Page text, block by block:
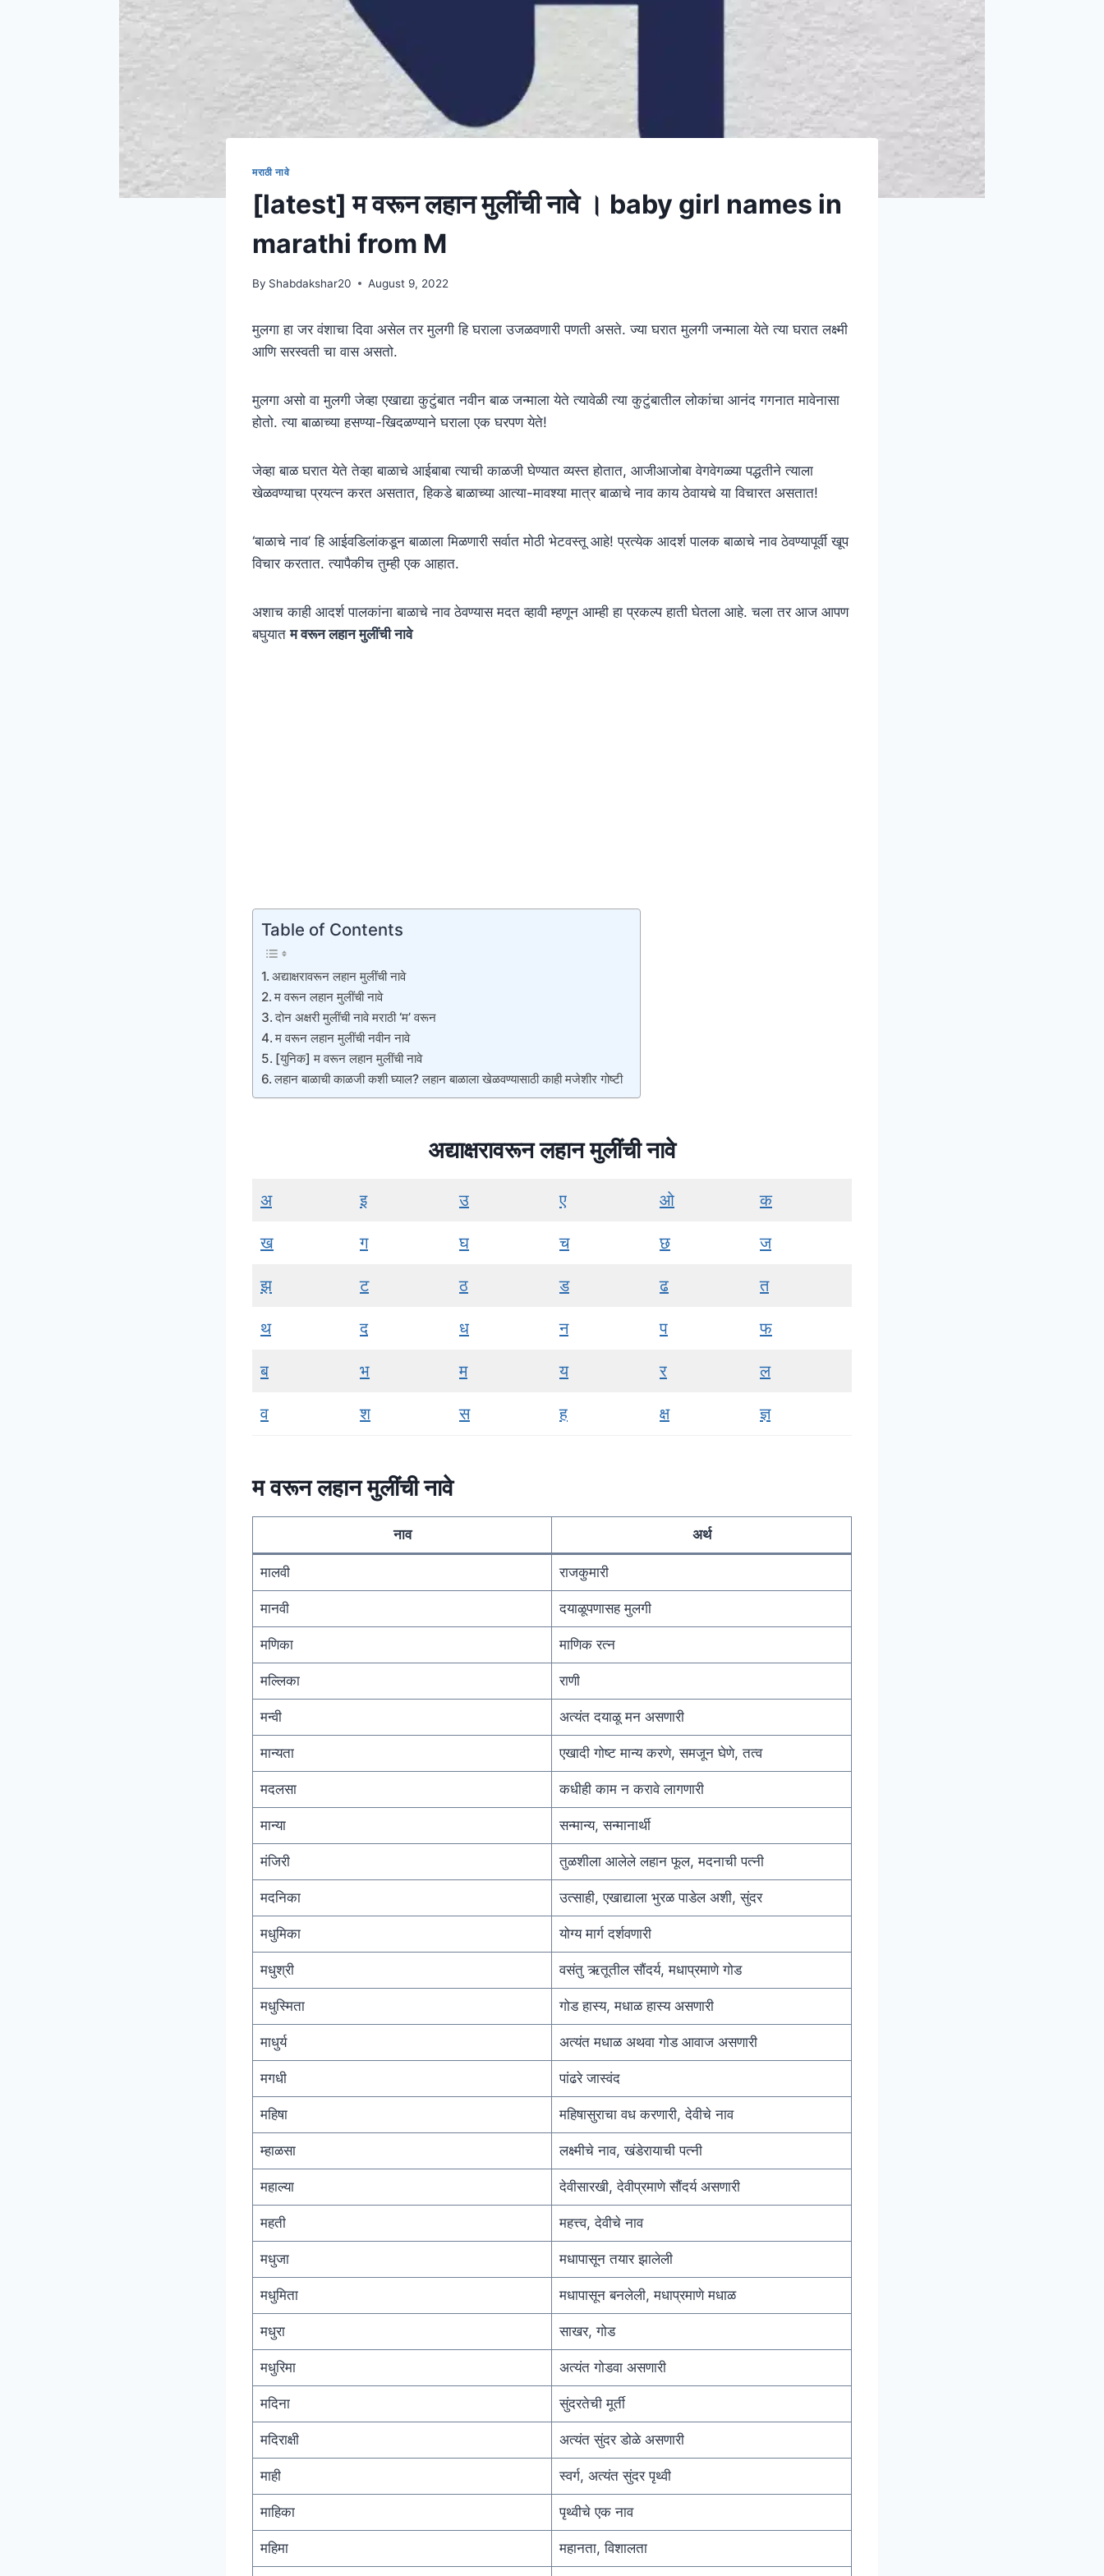
मराठी नावे
[latest] म वरून लहान मुलींची नावे । baby girl names in
marathi from M
By Shabdakshar20 August 9, 2022
मुलगा हा जर वंशाचा दिवा असेल तर मुलगी हि घराला उजळवणारी पणती असते. ज्या घरात मुलगी जन्माला येते त्या घरात लक्ष्मी
आणि सरस्वती चा वास असतो.
मुलगा असो वा मुलगी जेव्हा एखाद्या कुटुंबात नवीन बाळ जन्माला येते त्यावेळी त्या कुटुंबातील लोकांचा आनंद गगनात मावेनासा
होतो. त्या बाळाच्या हसण्या-खिदळण्याने घराला एक घरपण येते!
जेव्हा बाळ घरात येते तेव्हा बाळाचे आईबाबा त्याची काळजी घेण्यात व्यस्त होतात, आजीआजोबा वेगवेगळ्या पद्धतीने त्याला
खेळवण्याचा प्रयत्न करत असतात, हिकडे बाळाच्या आत्या-मावश्या मात्र बाळाचे नाव काय ठेवायचे या विचारत असतात!
‘बाळाचे नाव’ हि आईवडिलांकडून बाळाला मिळणारी सर्वात मोठी भेटवस्तू आहे! प्रत्येक आदर्श पालक बाळाचे नाव ठेवण्यापूर्वी खूप
विचार करतात. त्यापैकीच तुम्ही एक आहात.
अशाच काही आदर्श पालकांना बाळाचे नाव ठेवण्यास मदत व्हावी म्हणून आम्ही हा प्रकल्प हाती घेतला आहे. चला तर आज आपण
बघुयातम वरून लहान मुलींची नावे
Table of Contents
अद्याक्षरावरून लहान मुलींची नावे
म वरून लहान मुलींची नावे
दोन अक्षरी मुलींची नावे मराठी ‘म’ वरून
म वरून लहान मुलींची नवीन नावे
[युनिक] म वरून लहान मुलींची नावे
लहान बाळाची काळजी कशी घ्याल? लहान बाळाला खेळवण्यासाठी काही मजेशीर गोष्टी
अद्याक्षरावरून लहान मुलींची नावे
अ इ उ ए ओ क
ख ग घ च छ ज
झ ट ठ ड ढ त
थ द ध न प फ
ब भ म य र ल
व श स ह क्ष ज्ञ
म वरून लहान मुलींची नावे
नाव अर्थ
मालवी राजकुमारी
मानवी दयाळूपणासह मुलगी
मणिका माणिक रत्न
मल्लिका राणी
मन्वी अत्यंत दयाळू मन असणारी
मान्यता एखादी गोष्ट मान्य करणे, समजून घेणे, तत्व
मदलसा कधीही काम न करावे लागणारी
मान्या सन्मान्य, सन्मानार्थी
मंजिरी तुळशीला आलेले लहान फूल, मदनाची पत्नी
मदनिका उत्साही, एखाद्याला भुरळ पाडेल अशी, सुंदर
मधुमिका योग्य मार्ग दर्शवणारी
मधुश्री वसंतु ऋतूतील सौंदर्य, मधाप्रमाणे गोड
मधुस्मिता गोड हास्य, मधाळ हास्य असणारी
माधुर्य अत्यंत मधाळ अथवा गोड आवाज असणारी
मगधी पांढरे जास्वंद
महिषा महिषासुराचा वध करणारी, देवीचे नाव
म्हाळसा लक्ष्मीचे नाव, खंडेरायाची पत्नी
महाल्या देवीसारखी, देवीप्रमाणे सौंदर्य असणारी
महती महत्त्व, देवीचे नाव
मधुजा मधापासून तयार झालेली
मधुमिता मधापासून बनलेली, मधाप्रमाणे मधाळ
मधुरा साखर, गोड
मधुरिमा अत्यंत गोडवा असणारी
मदिना सुंदरतेची मूर्ती
मदिराक्षी अत्यंत सुंदर डोळे असणारी
माही स्वर्ग, अत्यंत सुंदर पृथ्वी
माहिका पृथ्वीचे एक नाव
महिमा महानता, विशालता